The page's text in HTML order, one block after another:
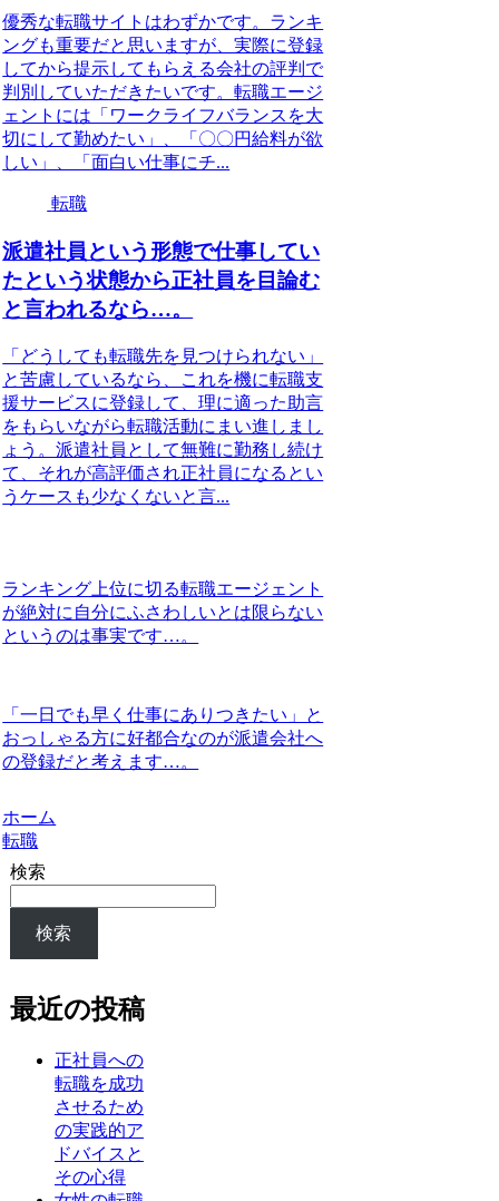
優秀な転職サイトはわずかです。ランキ
ングも重要だと思いますが、実際に登録
してから提示してもらえる会社の評判で
判別していただきたいです。転職エージ
ェントには「ワークライフバランスを大
切にして勤めたい」、「〇〇円給料が欲
しい」、「面白い仕事にチ...
転職
派遣社員という形態で仕事してい
たという状態から正社員を目論む
と言われるなら…。
「どうしても転職先を見つけられない」
と苦慮しているなら、これを機に転職支
援サービスに登録して、理に適った助言
をもらいながら転職活動にまい進しまし
ょう。派遣社員として無難に勤務し続け
て、それが高評価され正社員になるとい
うケースも少なくないと言...
ランキング上位に切る転職エージェント
が絶対に自分にふさわしいとは限らない
というのは事実です…。
「一日でも早く仕事にありつきたい」と
おっしゃる方に好都合なのが派遣会社へ
の登録だと考えます…。
ホーム
転職
検索
検索
最近の投稿
正社員への
転職を成功
させるため
の実践的ア
ドバイスと
その心得